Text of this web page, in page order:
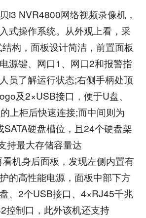
NVR4800网络视频录像机，
式操作系统。从外观上看，采
构，面板设计简洁，前置面板
源键、网口1、网口2和报警指
员了解运行状态;右侧手柄处顶
及2×USB接口，便于U盘、
上柜后快速连接;而中间则为
硬盘槽位，且24个硬盘架
持最大存储容量达
机身后面板，发现左侧内置有
的高性能电源，面板中部下方
、2个USB接口、4×RJ45千兆
控制口，此外该机还支持